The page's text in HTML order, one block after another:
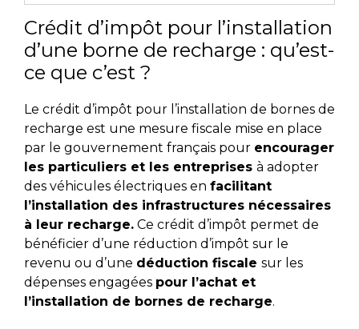
Crédit d’impôt pour l’installation
d’une borne de recharge : qu’est-
ce que c’est ?
Le crédit d’impôt pour l’installation de bornes de
recharge est une mesure fiscale mise en place
par le gouvernement français pour encourager
les particuliers et les entreprises à adopter
des véhicules électriques en facilitant
l’installation des infrastructures nécessaires
à leur recharge. Ce crédit d’impôt permet de
bénéficier d’une réduction d’impôt sur le
revenu ou d’une déduction fiscale sur les
dépenses engagées pour l’achat et
l’installation de bornes de recharge.